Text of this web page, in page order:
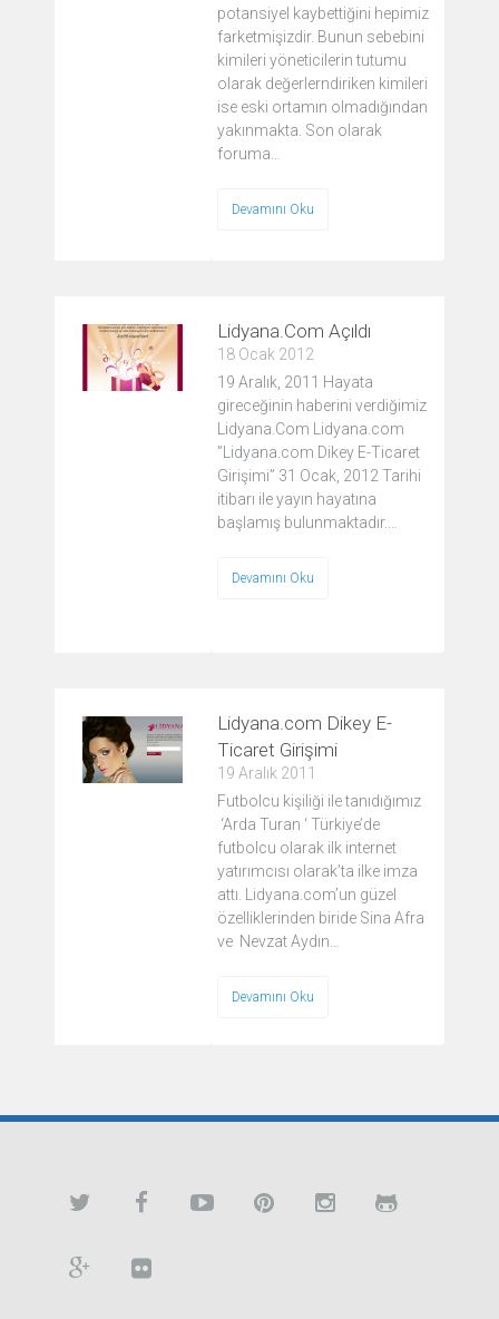
potansiyel kaybettiğini hepimiz
farketmişizdir. Bunun sebebini
kimileri yöneticilerin tutumu
olarak değerlerndiriken kimileri
ise eski ortamın olmadığından
yakınmakta. Son olarak
foruma…
Devamını Oku
Lidyana.Com Açıldı
18 Ocak 2012
19 Aralık, 2011 Hayata
gireceğinin haberini verdiğimiz
Lidyana.Com Lidyana.com
”Lidyana.com Dikey E-Ticaret
Girişimi” 31 Ocak, 2012 Tarihi
itibarı ile yayın hayatına
başlamış bulunmaktadır.…
Devamını Oku
Lidyana.com Dikey E-
Ticaret Girişimi
19 Aralık 2011
Futbolcu kişiliği ile tanıdığımız
‘Arda Turan ‘ Türkiye’de
futbolcu olarak ilk internet
yatırımcısı olarak’ta ilke imza
attı. Lidyana.com’un güzel
özelliklerinden biride Sina Afra
ve Nevzat Aydın…
Devamını Oku